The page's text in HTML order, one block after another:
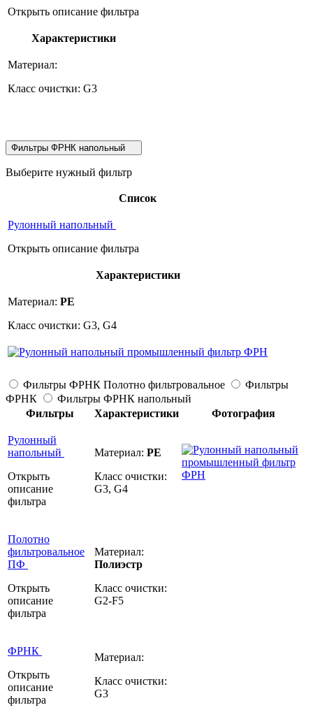
Открыть описание фильтра
Характеристики
Материал:
Класс очистки: G3
Фильтры ФРНК напольный
Выберите нужный фильтр
Список
Рулонный напольный
Открыть описание фильтра
Характеристики
Материал: PE
Класс очистки: G3, G4
Фильтры ФРНК Полотно фильтровальное
Фильтры
ФРНК
Фильтры ФРНК напольный
Фильтры
Характеристики Фотография
Рулонный
напольный
Открыть
описание
фильтра
Материал: PE
Класс очистки:
G3, G4
Полотно
фильтровальное
ПФ
Открыть
описание
фильтра
Материал:
Полиэстр
Класс очистки:
G2-F5
ФРНК
Открыть
описание
фильтра
Материал:
Класс очистки:
G3